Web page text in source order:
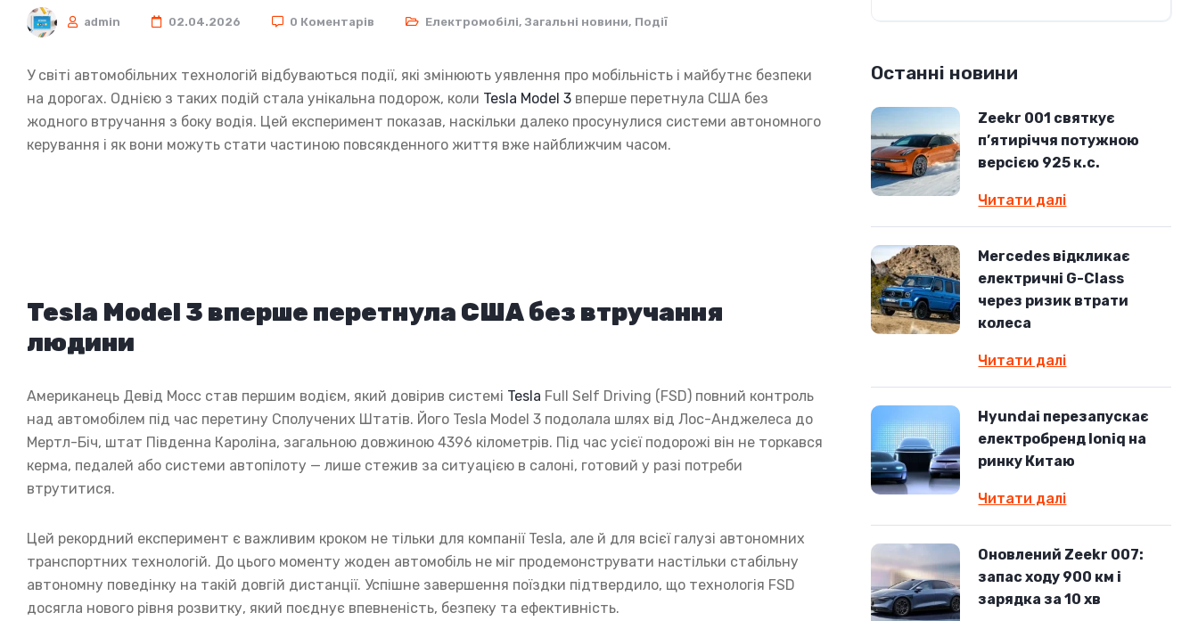
admin 02.04.2026 0 Коментарів Електромобілі, Загальні новини, Події
У світі автомобільних технологій відбуваються події, які змінюють уявлення про мобільність і майбутнє безпеки
на дорогах. Однією з таких подій стала унікальна подорож, коли Tesla Model 3 вперше перетнула США без
жодного втручання з боку водія. Цей експеримент показав, наскільки далеко просунулися системи автономного
керування і як вони можуть стати частиною повсякденного життя вже найближчим часом.
Tesla Model 3 вперше перетнула США без втручання
людини
Американець Девід Мосс став першим водієм, який довірив системі Tesla Full Self Driving (FSD) повний контроль
над автомобілем під час перетину Сполучених Штатів. Його Tesla Model 3 подолала шлях від Лос-Анджелеса до
Мертл-Біч, штат Південна Кароліна, загальною довжиною 4396 кілометрів. Під час усієї подорожі він не торкався
керма, педалей або системи автопілоту — лише стежив за ситуацією в салоні, готовий у разі потреби
втрутитися.
Цей рекордний експеримент є важливим кроком не тільки для компанії Tesla, але й для всієї галузі автономних
транспортних технологій. До цього моменту жоден автомобіль не міг продемонструвати настільки стабільну
автономну поведінку на такій довгій дистанції. Успішне завершення поїздки підтвердило, що технологія FSD
досягла нового рівня розвитку, який поєднує впевненість, безпеку та ефективність.
Останні новини
Zeekr 001 святкує
п’ятиріччя потужною
версією 925 к.с.
Читати далі
Mercedes відкликає
електричні G-Class
через ризик втрати
колеса
Читати далі
Hyundai перезапускає
електробренд Ioniq на
ринку Китаю
Читати далі
Оновлений Zeekr 007:
запас ходу 900 км і
зарядка за 10 хв